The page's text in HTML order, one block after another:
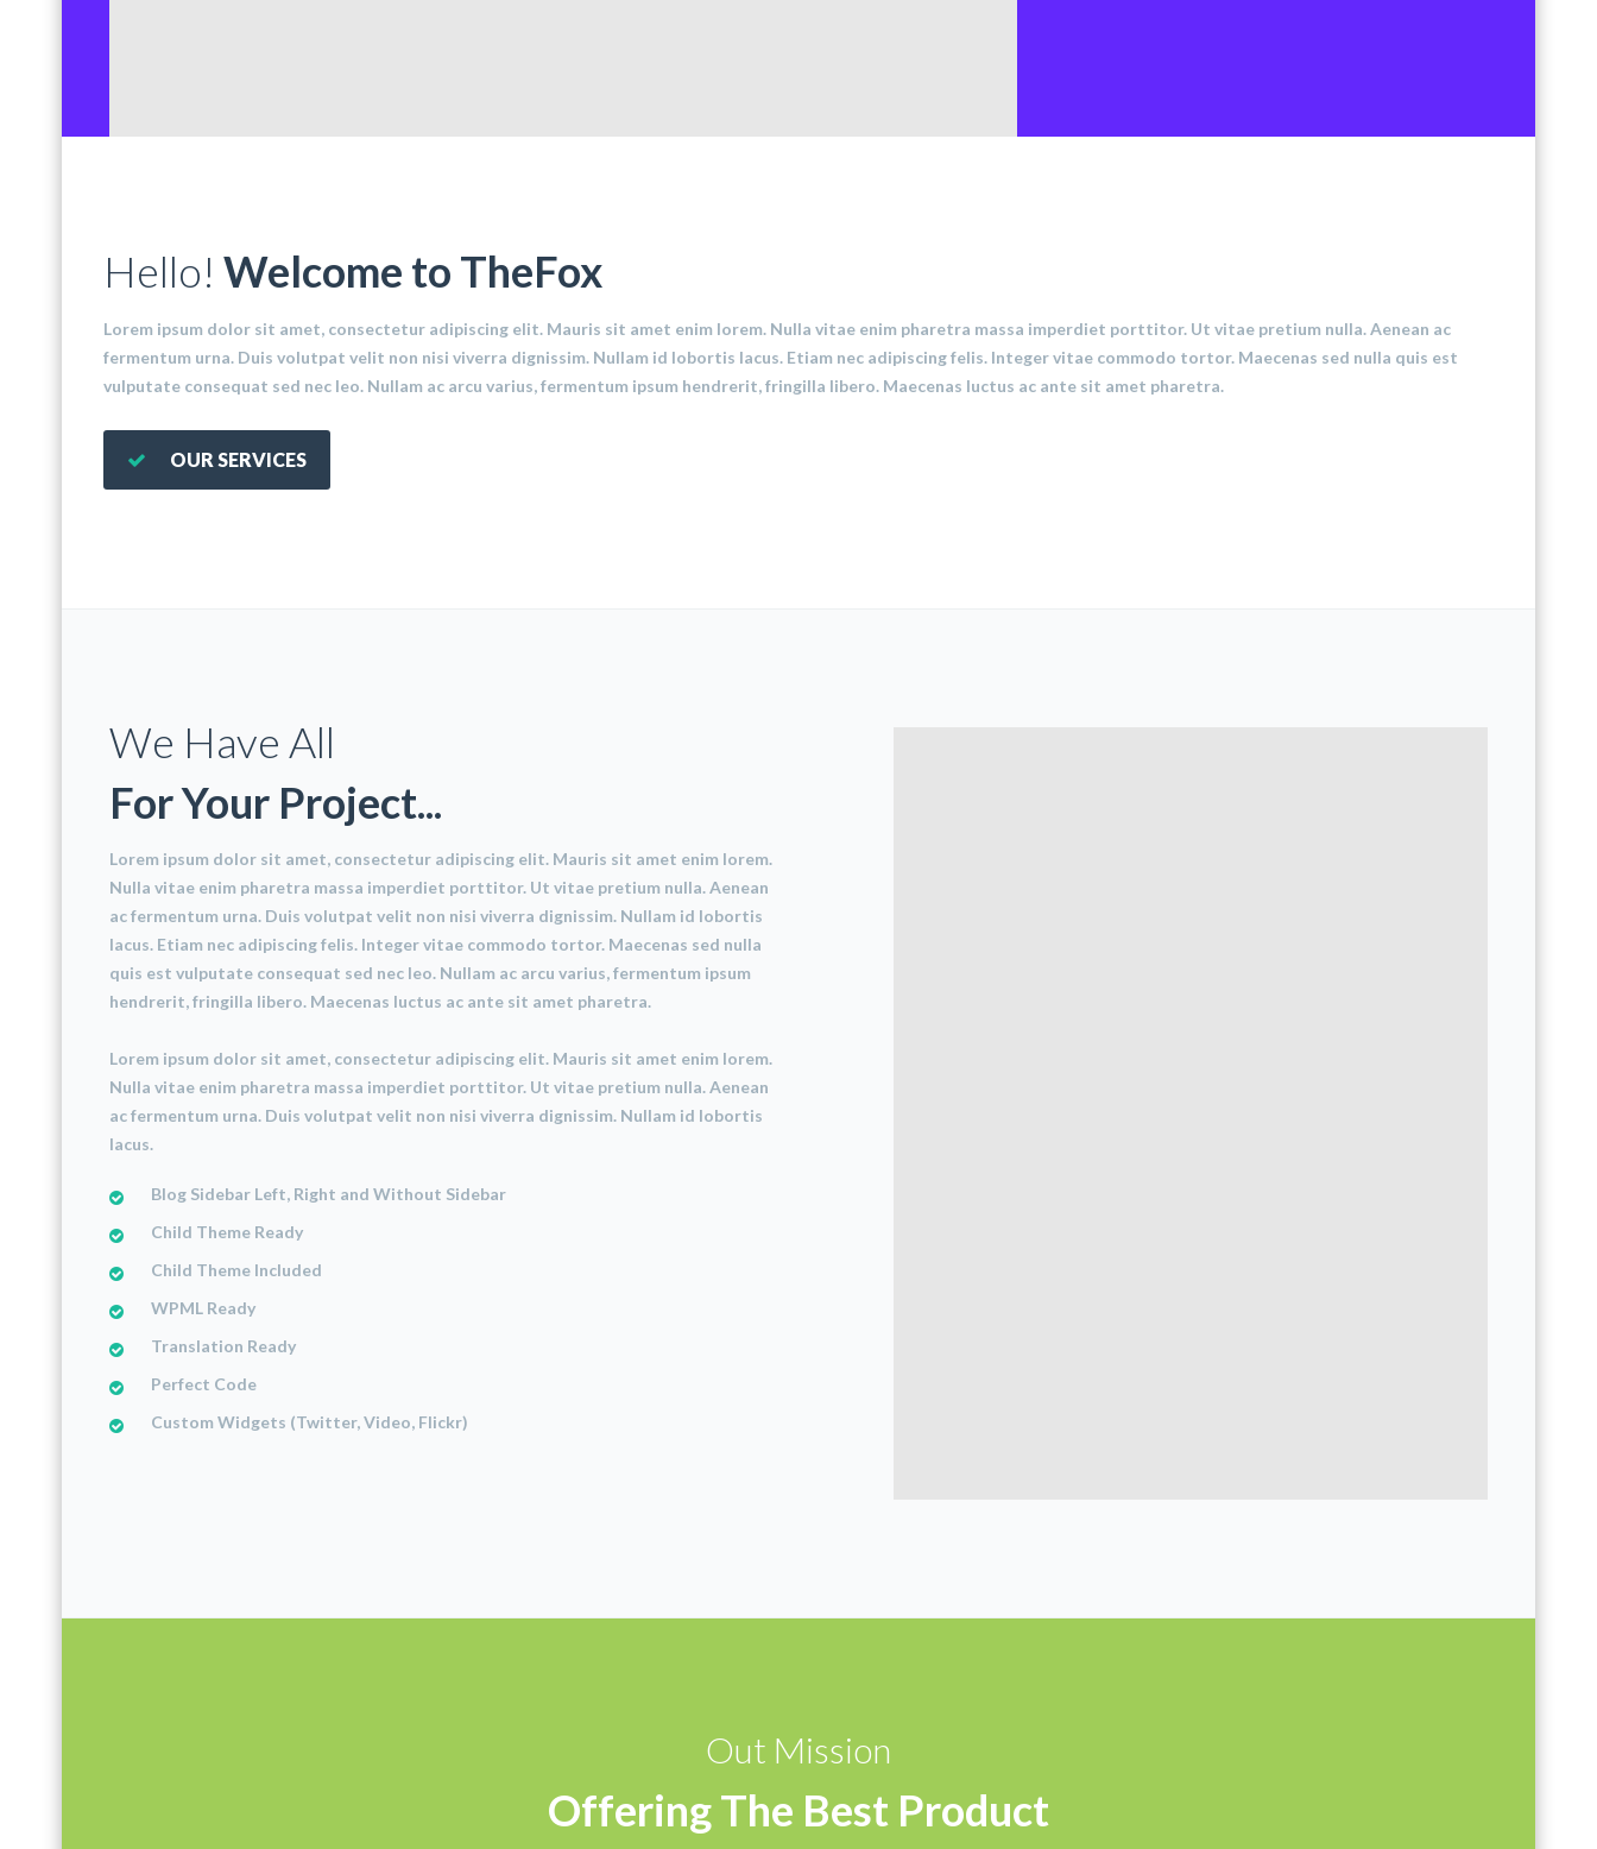
Hello! Welcome to TheFox
Lorem ipsum dolor sit amet, consectetur adipiscing elit. Mauris sit amet enim lorem. Nulla vitae enim pharetra massa imperdiet porttitor. Ut vitae pretium nulla. Aenean ac
fermentum urna. Duis volutpat velit non nisi viverra dignissim. Nullam id lobortis lacus. Etiam nec adipiscing felis. Integer vitae commodo tortor. Maecenas sed nulla quis est
vulputate consequat sed nec leo. Nullam ac arcu varius, fermentum ipsum hendrerit, fringilla libero. Maecenas luctus ac ante sit amet pharetra.
OUR SERVICES
We Have All
For Your Project...
Lorem ipsum dolor sit amet, consectetur adipiscing elit. Mauris sit amet enim lorem.
Nulla vitae enim pharetra massa imperdiet porttitor. Ut vitae pretium nulla. Aenean
ac fermentum urna. Duis volutpat velit non nisi viverra dignissim. Nullam id lobortis
lacus. Etiam nec adipiscing felis. Integer vitae commodo tortor. Maecenas sed nulla
quis est vulputate consequat sed nec leo. Nullam ac arcu varius, fermentum ipsum
hendrerit, fringilla libero. Maecenas luctus ac ante sit amet pharetra.
Lorem ipsum dolor sit amet, consectetur adipiscing elit. Mauris sit amet enim lorem.
Nulla vitae enim pharetra massa imperdiet porttitor. Ut vitae pretium nulla. Aenean
ac fermentum urna. Duis volutpat velit non nisi viverra dignissim. Nullam id lobortis
lacus.
Blog Sidebar Left, Right and Without Sidebar
Child Theme Ready
Child Theme Included
WPML Ready
Translation Ready
Perfect Code
Custom Widgets (Twitter, Video, Flickr)
Out Mission
Offering The Best Product